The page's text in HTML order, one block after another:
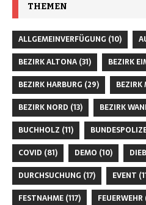
THEMEN
ALLGEMEINVERFÜGUNG (10)
BEZIRK ALTONA (31) BEZIRK
BEZIRK HARBURG (29)
BEZIRK NORD (13) BEZIRK
BUCHHOLZ (11)
COVID (81) DEMO (10)
DURCHSUCHUNG (17) EVENT
FESTNAHME (117) FEUERWEHR